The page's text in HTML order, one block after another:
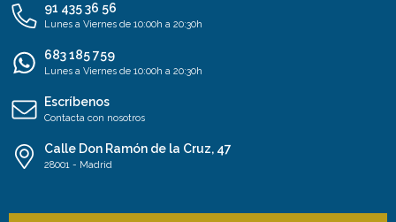
91 435 36 56
Lunes a Viernes de 10:00h a 20:30h
683 185 759
Lunes a Viernes de 10:00h a 20:30h
Escríbenos
Contacta con nosotros
Calle Don Ramón de la Cruz, 47
28001 - Madrid